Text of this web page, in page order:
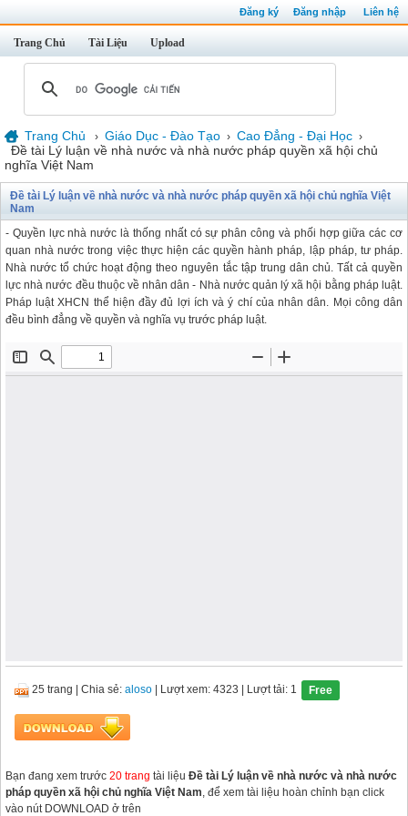
Đăng ký Đăng nhập Liên hệ
Trang Chủ Tài Liệu Upload
Trang Chủ › Giáo Dục - Đào Tạo › Cao Đẳng - Đại Học ›
Đề tài Lý luận về nhà nước và nhà nước pháp quyền xã hội chủ
nghĩa Việt Nam
Đề tài Lý luận về nhà nước và nhà nước pháp quyền xã hội chủ nghĩa Việt
Nam
- Quyền lực nhà nước là thống nhất có sự phân công và phối hợp giữa các cơ
quan nhà nước trong việc thực hiện các quyền hành pháp, lập pháp, tư pháp.
Nhà nước tổ chức hoạt động theo nguyên tắc tập trung dân chủ. Tất cả quyền
lực nhà nước đều thuộc về nhân dân - Nhà nước quản lý xã hội bằng pháp luật.
Pháp luật XHCN thể hiện đầy đủ lợi ích và ý chí của nhân dân. Mọi công dân
đều bình đẳng về quyền và nghĩa vụ trước pháp luật.
25 trang Chia sẻ: aloso | Lượt xem: 4323 | Lượt tải: 1 Free
Bạn đang xem trước 20 trang tài liệu Đề tài Lý luận về nhà nước và nhà nước
pháp quyền xã hội chủ nghĩa Việt Nam, để xem tài liệu hoàn chỉnh bạn click
vào nút DOWNLOAD ở trên